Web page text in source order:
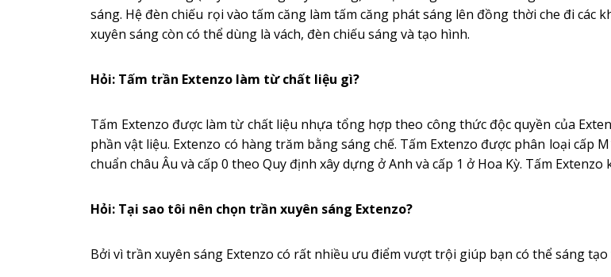
sáng. Hệ đèn chiếu rọi vào tấm căng làm tấm căng phát sáng lên đồng thời che đi các
xuyên sáng còn có thể dùng là vách, đèn chiếu sáng và tạo hình.
Hỏi: Tấm trần Extenzo làm từ chất liệu gì?
Tấm Extenzo được làm từ chất liệu nhựa tổng hợp theo công thức độc quyền của
phần vật liệu. Extenzo có hàng trăm bằng sáng chế. Tấm Extenzo được phân loại cấp
chuẩn châu Âu và cấp 0 theo Quy định xây dựng ở Anh và cấp 1 ở Hoa Kỳ. Tấm Extenzo
Hỏi: Tại sao tôi nên chọn trần xuyên sáng Extenzo?
Bởi vì trần xuyên sáng Extenzo có rất nhiều ưu điểm vượt trội giúp bạn có thể sáng